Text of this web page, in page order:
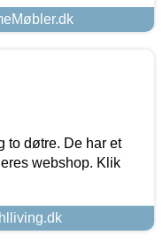
to døtre. De har et
webshop. Klik